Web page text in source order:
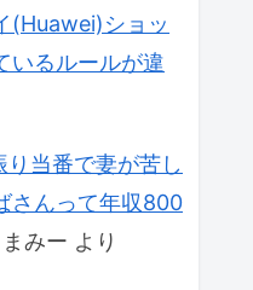
(Huawei)ショッ
いるルールが違
り当番で妻が苦し
さんって年収800
まみー より